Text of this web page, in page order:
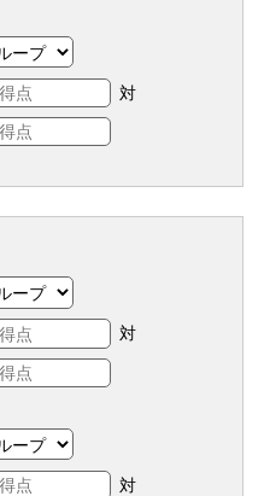
対
対
対